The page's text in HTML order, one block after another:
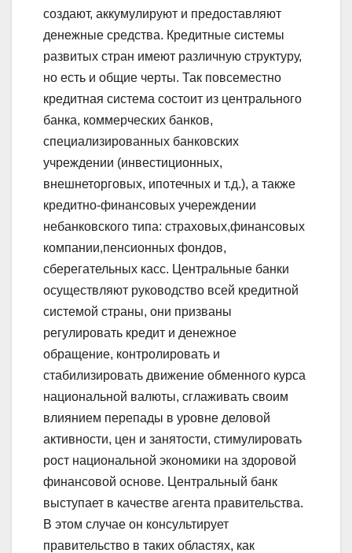
создают, аккумулируют и предоставляют
денежные средства. Кредитные системы
развитых стран имеют различную структуру,
но есть и общие черты. Так повсеместно
кредитная система состоит из центрального
банка, коммерческих банков,
специализированных банковских
учреждении (инвестиционных,
внешнеторговых, ипотечных и т.д.), а также
кредитно-финансовых учереждении
небанковского типа: страховых,финансовых
компании,пенсионных фондов,
сберегательных касс. Центральные банки
осуществляют руководство всей кредитной
системой страны, они призваны
регулировать кредит и денежное
обращение, контролировать и
стабилизировать движение обменного курса
национальной валюты, сглаживать своим
влиянием перепады в уровне деловой
активности, цен и занятости, стимулировать
рост национальной экономики на здоровой
финансовой основе. Центральный банк
выступает в качестве агента правительства.
В этом случае он консультирует
правительство в таких областях, как